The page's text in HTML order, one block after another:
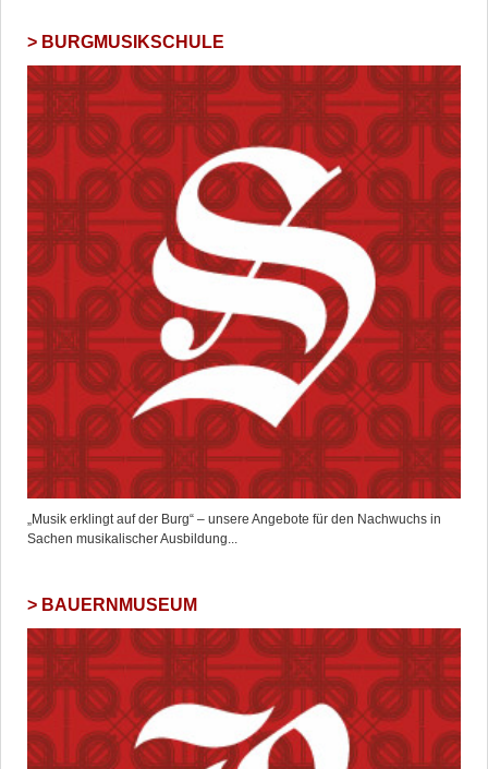
BURGMUSIKSCHULE
„Musik erklingt auf der Burg“ – unsere Angebote für den Nachwuchs in
Sachen musikalischer Ausbildung...
BAUERNMUSEUM